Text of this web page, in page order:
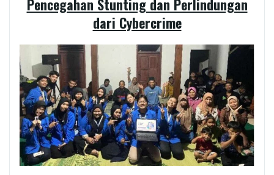
Pencegahan Stunting dan Perlindungan
dari Cybercrime